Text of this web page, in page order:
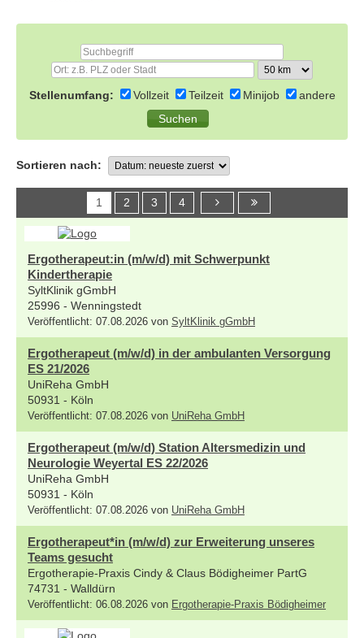
Stellenumfang: Vollzeit Teilzeit Minijob andere
Sortieren nach:
1 2 3 4
Ergotherapeut:in (m/w/d) mit Schwerpunkt
Kindertherapie
SyltKlinik gGmbH
25996 - Wenningstedt
Veröffentlicht: 07.08.2026 von SyltKlinik gGmbH
Ergotherapeut (m/w/d) in der ambulanten Versorgung
ES 21/2026
UniReha GmbH
50931 - Köln
Veröffentlicht: 07.08.2026 von UniReha GmbH
Ergotherapeut (m/w/d) Station Altersmedizin und
Neurologie Weyertal ES 22/2026
UniReha GmbH
50931 - Köln
Veröffentlicht: 07.08.2026 von UniReha GmbH
Ergotherapeut*in (m/w/d) zur Erweiterung unseres
Teams gesucht
Ergotherapie-Praxis Cindy & Claus Bödigheimer PartG
74731 - Walldürn
Veröffentlicht: 06.08.2026 von Ergotherapie-Praxis Bödigheimer